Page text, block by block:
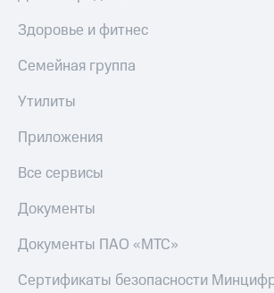
Здоровье и фитнес
Семейная группа
Утилиты
Приложения
Все сервисы
Документы
Документы ПАО «МТС»
Сертификаты безопасности